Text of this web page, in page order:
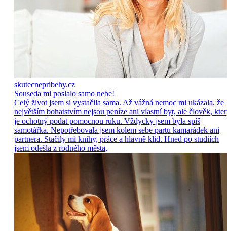
skutecnepribehy.cz
Souseda mi poslalo samo nebe!
Celý život jsem si vystačila sama. Až vážná nemoc mi ukázala, že
největším bohatstvím nejsou peníze ani vlastní byt, ale člověk,
je ochotný podat pomocnou ruku. Vždycky jsem byla spíš
samotářka. Nepotřebovala jsem kolem sebe partu kamarádek ani
partnera. Stačily mi knihy, práce a hlavně klid. Hned po studiích
jsem odešla z rodného města,